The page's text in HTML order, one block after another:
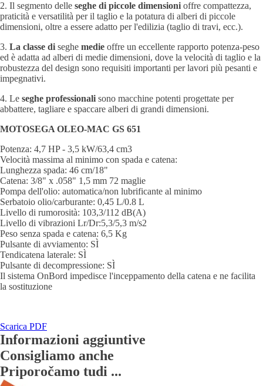
2. Il segmento delle seghe di piccole dimensioni offre compattezza,
praticità e versatilità per il taglio e la potatura di alberi di piccole
dimensioni, oltre a essere adatto per l'edilizia (taglio di travi, ecc.).
3. La classe di seghe medie offre un eccellente rapporto potenza-peso
ed è adatta ad alberi di medie dimensioni, dove la velocità di taglio e la
robustezza del design sono requisiti importanti per lavori più pesanti e
impegnativi.
4. Le seghe professionali sono macchine potenti progettate per
abbattere, tagliare e spaccare alberi di grandi dimensioni.
MOTOSEGA OLEO-MAC GS 651
Potenza: 4,7 HP - 3,5 kW/63,4 cm3
Velocità massima al minimo con spada e catena:
Lunghezza spada: 46 cm/18"
Catena: 3/8" x .058" 1,5 mm 72 maglie
Pompa dell'olio: automatica/non lubrificante al minimo
Serbatoio olio/carburante: 0,45 L/0.8 L
Livello di rumorosità: 103,3/112 dB(A)
Livello di vibrazioni Lr/Dr:5,3/5,3 m/s2
Peso senza spada e catena: 6,5 Kg
Pulsante di avviamento: SÌ
Tendicatena laterale: SÌ
Pulsante di decompressione: SÌ
Il sistema OnBord impedisce l'inceppamento della catena e ne facilita
la sostituzione
Scarica PDF
Informazioni aggiuntive
Consigliamo anche
Priporočamo tudi ...